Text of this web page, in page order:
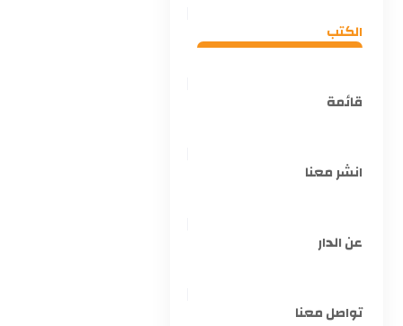
الكتب
قائمة
انشر معنا
عن الدار
تواصل معنا